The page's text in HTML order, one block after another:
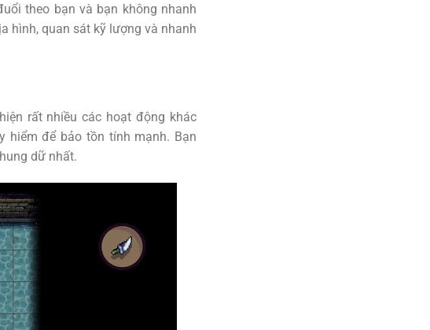
theo bạn và bạn không nhanh
hình, quan sát kỹ lượng và nhanh
rất nhiều các hoạt động khác
hiểm để bảo tồn tính mạnh. Bạn
dữ nhất.